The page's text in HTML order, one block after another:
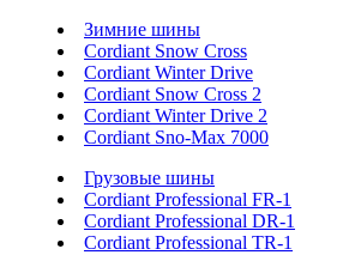
Зимние шины
Cordiant Snow Cross
Cordiant Winter Drive
Cordiant Snow Cross 2
Cordiant Winter Drive 2
Cordiant Sno-Max 7000
Грузовые шины
Cordiant Professional FR-1
Cordiant Professional DR-1
Cordiant Professional TR-1